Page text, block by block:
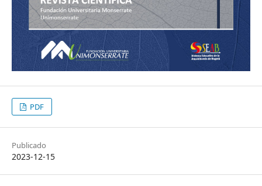
PDF
Publicado
2023-12-15